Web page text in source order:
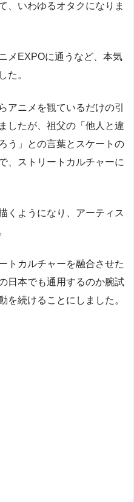
、いわゆるオタクになりま
メEXPOに通うなど、本気
た。
アニメを観ているだけの引
したが、祖父の「他人と違
う」との言葉とスケートの
、ストリートカルチャーに
くようになり、アーティス
トカルチャーを融合させた
日本でも通用するのか腕試
を続けることにしました。